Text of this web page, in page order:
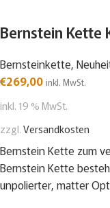
Bernstein Kette
Bernsteinkette,
€269,00 inkl. MwSt.
inkl. 19 % MwSt.
zzgl.Versandkosten
Bernstein Kette zum
Bernstein Kette
unpolierter, matter